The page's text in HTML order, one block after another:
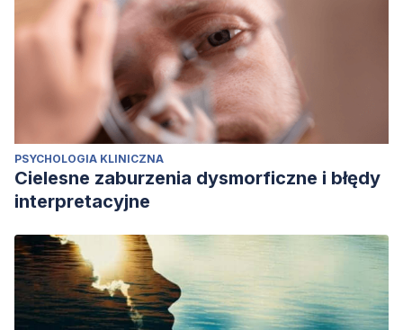
PSYCHOLOGIA KLINICZNA
Cielesne zaburzenia dysmorficzne i błędy
interpretacyjne